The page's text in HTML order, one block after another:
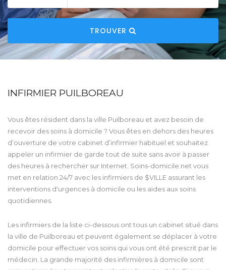
TROUVER
INFIRMIER PUILBOREAU
Vous êtes résident dans la ville Puilboreau et avez besoin de
recevoir des soins à domicile ? Vous êtes en dehors des heures
d’ouverture de votre cabinet d’infirmier habituel et souhaitez
appeler un infirmier de garde tout de suite sans avoir à passer
des heures à rechercher sur Internet. Soins-domicile.net vous
met en relation 24/7 avec les infirmiers de $VILLE assurant les
interventions d'urgences à domicile ou les aides aux soins
quotidiennes.
Les infirmiers de la liste ci-dessous ont tous un cabinet situé dans
la ville de Puilboreau et peuvent également se déplacer à votre
domicile pour effectuer vos soins qui vous ont été prescrit par le
médecin. La grande majorité des infirmières à domicile sont